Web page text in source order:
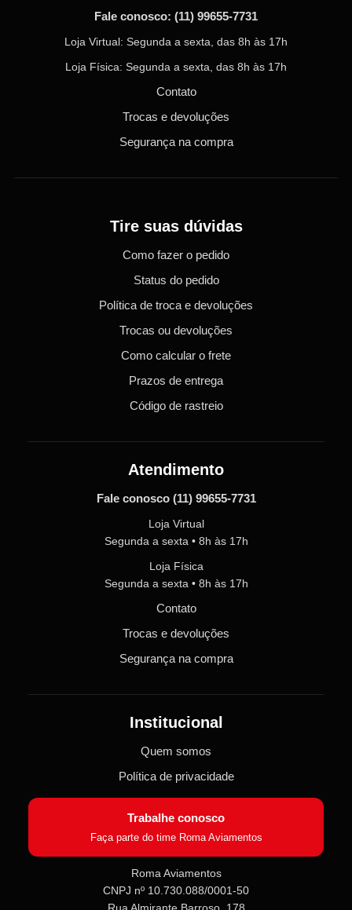
Fale conosco: (11) 99655-7731
Loja Virtual: Segunda a sexta, das 8h às 17h
Loja Física: Segunda a sexta, das 8h às 17h
Contato
Trocas e devoluções
Segurança na compra
Tire suas dúvidas
Como fazer o pedido
Status do pedido
Política de troca e devoluções
Trocas ou devoluções
Como calcular o frete
Prazos de entrega
Código de rastreio
Atendimento
Fale conosco (11) 99655-7731
Loja Virtual
Segunda a sexta • 8h às 17h
Loja Física
Segunda a sexta • 8h às 17h
Contato
Trocas e devoluções
Segurança na compra
Institucional
Quem somos
Política de privacidade
Trabalhe conosco
Faça parte do time Roma Aviamentos
Roma Aviamentos
CNPJ nº 10.730.088/0001-50
Rua Almirante Barroso, 178